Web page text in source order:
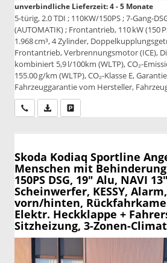
unverbindliche Lieferzeit: 4 - 5 Monate
5-türig, 2.0 TDI ; 110KW/150PS ; 7-Gang-
(AUTOMATIK) ; Frontantrieb, 110 kW (150
1.968 cm³, 4 Zylinder,
Frontantrieb, Verbrennungsmotor (ICE),
kombiniert 5,9 l/100km (WLTP), CO₂-
155.00 g/km (WLTP), CO₂-Klasse E,
Fahrzeuggarantie vom Hersteller,
Wir rufen Sie anPDF-Datei, Fahrzeugexposé
Skoda Kodiaq Sportline
Menschen mit Behinderung
150PS DSG, 19" Alu, NAVI
Scheinwerfer, KESSY,
vorn/hinten,
Elektr. Heckklappe +
Sitzheizung, 3-Zonen-